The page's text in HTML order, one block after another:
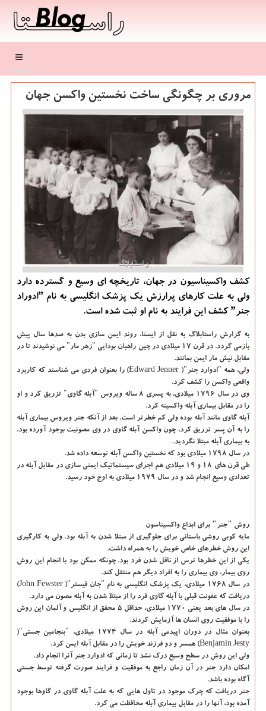
منو
مروری بر چگونگی ساخت نخستین واكسن جهان
كشف واكسیناسیون در جهان، تاریخچه ای وسیع و گسترده دارد
ولی به علت كارهای پرارزش یك پزشك انگلیسی به نام ˮادوراد
جنرˮ كشف این فرایند به نام او ثبت شده است.
به گزارش راستابلاگ به نقل از ایسنا، روند ایمن سازی بدن به صدها سال پیش
بازمی گردد. در قرن ۱۷ میلادی در چین راهبان بودایی "زهر مار" می نوشیدند تا در
مقابل نیش مار ایمن بمانند.
ولی، همه "ادوارد جنر"( Edward Jenner) را بعنوان فردی می شناسند که کاربرد
واقعی واکسن را کشف کرد.
وی در سال ۱۷۹۶ میلادی، به پسری ۸ ساله ویروس "آبله گاوی" تزریق کرد و او
را در مقابل بیماری آبله واکسینه کرد.
آبله گاوی مانند آبله بوده ولی کم خطرتر است. بعد از آنکه جنر ویروس بیماری آبله
را به آن پسر تزریق کرد، چون واکسن آبله گاوی در وی مصونیت بوجود آورده بود،
به بیماری آبله مبتلا نگردید.
در سال ۱۷۹۸ میلادی بود که نخستین واکسن آبله توسعه داده شد.
طی قرن های ۱۸ و ۱۹ میلادی هم اجرای سیستماتیک ایمنی سازی در مقابل آبله در
تعدادی وسیع انجام شد و در سال ۱۹۷۹ میلادی به اوج خود رسید.
روش "جنر" برای ابداع واکسیناسون
مایه کوبی روشی باستانی برای جلوگیری از مبتلا شدن به آبله بود. ولی به کارگیری
این روش خطرهای خاص خویش را به همراه داشت.
یکی از این خطرها ترس از ناقل شدن فرد بود. چونکه ممکن بود با انجام این روش
روی بیمار، وی بیماری را به افراد دیگر هم منتقل کند.
در سال ۱۷۶۸ میلادی، یک پزشک انگلیسی به نام "جان فیستر"( John Fewster)
دریافت که عفونت قبلی با آبله گاوی فرد را از مبتلا شدن به آبله مصون می دارد.
در سال های بعد یعنی ۱۷۷۰ میلادی، حداقل ۵ محقق از انگلیس و آلمان این روش
را با موفقیت روی انسان ها آزمایش کردند.
بعنوان مثال در دوران اپیدمی آبله در سال ۱۷۷۴ میلادی، "بنجامین جستی"(
Benjamin Jesty) همسر و دو فرزند خویش را در مقابل آبله ایمن کرد.
ولی این روش در سطح وسیع درک نشد تا زمانی که ادوارد جنر آنرا انجام داد.
امکان دارد جنر در آن زمان راجع به موفقیت و فرایند صورت گرفته توسط جستی
آگاه بوده باشد.
جنر دریافت که چرک موجود در تاول هایی که به علت آبله گاوی در گاوها بوجود
آمده بود، آنها را در مقابل بیماری آبله محافظت می کرد.